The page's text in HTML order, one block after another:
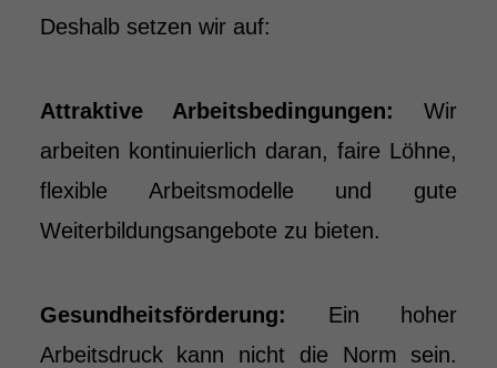
Deshalb setzen wir auf:
Attraktive Arbeitsbedingungen: Wir
arbeiten kontinuierlich daran, faire Löhne,
flexible Arbeitsmodelle und gute
Weiterbildungsangebote zu bieten.
Gesundheitsförderung: Ein hoher
Arbeitsdruck kann nicht die Norm sein.